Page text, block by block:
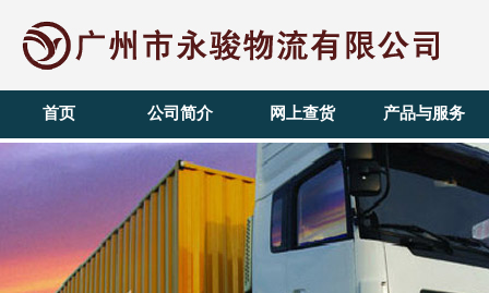
首页 公司简介 网上查货 产品与服务